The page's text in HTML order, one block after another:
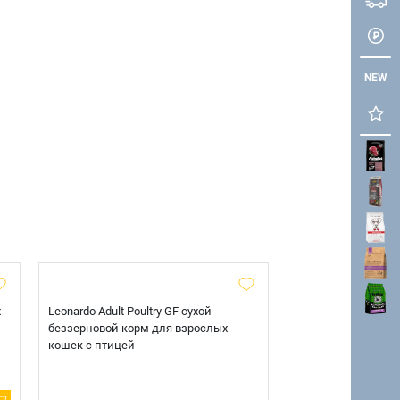
NEW
Leonardo Adult Poultry GF сухой
беззерновой корм для взрослых
кошек с птицей
AlphaPet